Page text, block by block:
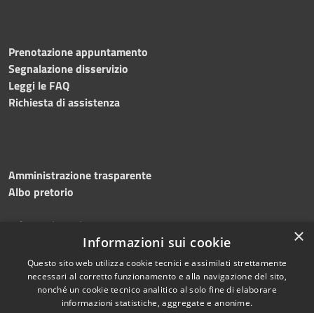
Prenotazione appuntamento
Segnalazione disservizio
Leggi le FAQ
Richiesta di assistenza
Amministrazione trasparente
Albo pretorio
Informativa privacy
Dichiarazione di accessibilità
×
Informazioni sui cookie
Questo sito web utilizza cookie tecnici e assimilati strettamente
necessari al corretto funzionamento e alla navigazione del sito,
nonché un cookie tecnico analitico al solo fine di elaborare
informazioni statistiche, aggregate e anonime.